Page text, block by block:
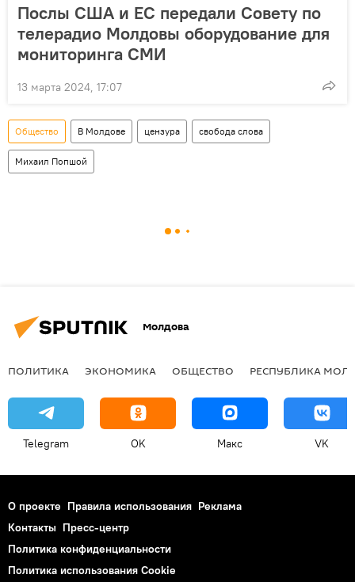
Послы США и ЕС передали Совету по
телерадио Молдовы оборудование для
мониторинга СМИ
13 марта 2024, 17:07
Общество В Молдове цензура свобода слова
Михаил Попшой
Молдова
ПОЛИТИКА ЭКОНОМИКА ОБЩЕСТВО РЕСПУБЛИКА
Telegram OK Макс VK
О проекте Правила использования Реклама
Контакты Пресс-центр
Политика конфиденциальности
Политика использования Cookie